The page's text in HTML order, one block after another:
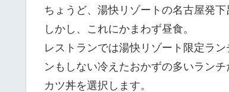
ちょうど、湯快リゾートの名古屋発
しかし、これにかまわず昼食。
レストランでは湯快リゾート限定ラ
ンもしない冷えたおかずの多いランチ
カツ丼を選択します。